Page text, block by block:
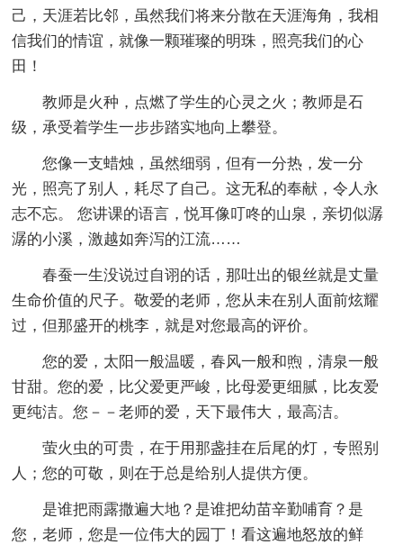
己，天涯若比邻，虽然我们将来分散在天涯海角，我相
信我们的情谊，就像一颗璀璨的明珠，照亮我们的心
田！
教师是火种，点燃了学生的心灵之火；教师是石
级，承受着学生一步步踏实地向上攀登。
您像一支蜡烛，虽然细弱，但有一分热，发一分
光，照亮了别人，耗尽了自己。这无私的奉献，令人永
志不忘。 您讲课的语言，悦耳像叮咚的山泉，亲切似潺
潺的小溪，激越如奔泻的江流……
春蚕一生没说过自诩的话，那吐出的银丝就是丈量
生命价值的尺子。敬爱的老师，您从未在别人面前炫耀
过，但那盛开的桃李，就是对您最高的评价。
您的爱，太阳一般温暖，春风一般和煦，清泉一般
甘甜。您的爱，比父爱更严峻，比母爱更细腻，比友爱
更纯洁。您－－老师的爱，天下最伟大，最高洁。
萤火虫的可贵，在于用那盏挂在后尾的灯，专照别
人；您的可敬，则在于总是给别人提供方便。
是谁把雨露撒遍大地？是谁把幼苗辛勤哺育？是
您，老师，您是一位伟大的园丁！看这遍地怒放的鲜